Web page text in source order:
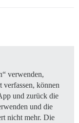
verwenden,
können
und zurück die
und die
nicht mehr. Die